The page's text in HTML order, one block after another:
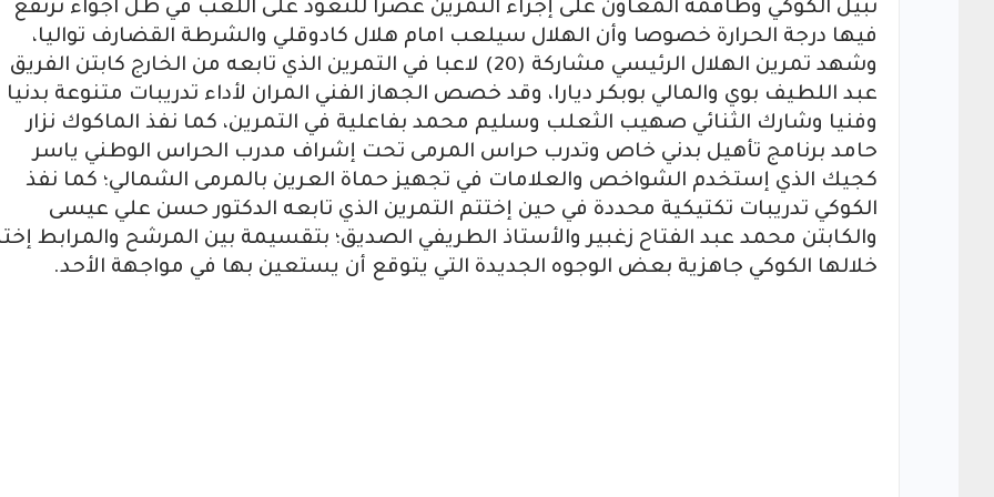
نبيل الكوكي وطاقمه المعاون على إجراء التمرين عصرا للتعود على اللعب في ظل اجواء ترتفع
فيها درجة الحرارة خصوصا وأن الهلال سيلعب امام هلال كادوقلي والشرطة القضارف تواليا،
وشهد تمرين الهلال الرئيسي مشاركة (20) لاعبا في التمرين الذي تابعه من الخارج كابتن الفريق
عبد اللطيف بوي والمالي بوبكر ديارا، وقد خصص الجهاز الفني المران لأداء تدريبات متنوعة بدنيا
وفنيا وشارك الثنائي صهيب الثعلب وسليم محمد بفاعلية في التمرين، كما نفذ الماكوك نزار
حامد برنامج تأهيل بدني خاص وتدرب حراس المرمى تحت إشراف مدرب الحراس الوطني ياسر
كجيك الذي إستخدم الشواخص والعلامات في تجهيز حماة العرين بالمرمى الشمالي؛ كما نفذ
الكوكي تدريبات تكتيكية محددة في حين إختتم التمرين الذي تابعه الدكتور حسن علي عيسى
والكابتن محمد عبد الفتاح زغبير والأستاذ الطريفي الصديق؛ بتقسيمة بين المرشح والمرابط
خلالها الكوكي جاهزية بعض الوجوه الجديدة التي يتوقع أن يستعين بها في مواجهة الأحد.